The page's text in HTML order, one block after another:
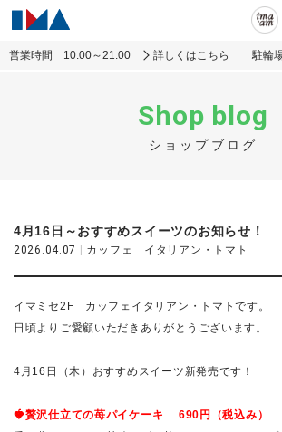
営業時間 10:00～21:00 詳しくはこちら 駐輪
Shop blog
ショップブログ
4月16日～おすすめスイーツのお知らせ！
2026.04.07 | カッフェ イタリアン・トマト
イマミセ2F カッフェイタリアン・トマトです。
日頃よりご愛顧いただきありがとうございます。
4月16日（木）おすすめスイーツ新発売です！
🍓贅沢仕立ての苺パイケーキ 690円（税込み）